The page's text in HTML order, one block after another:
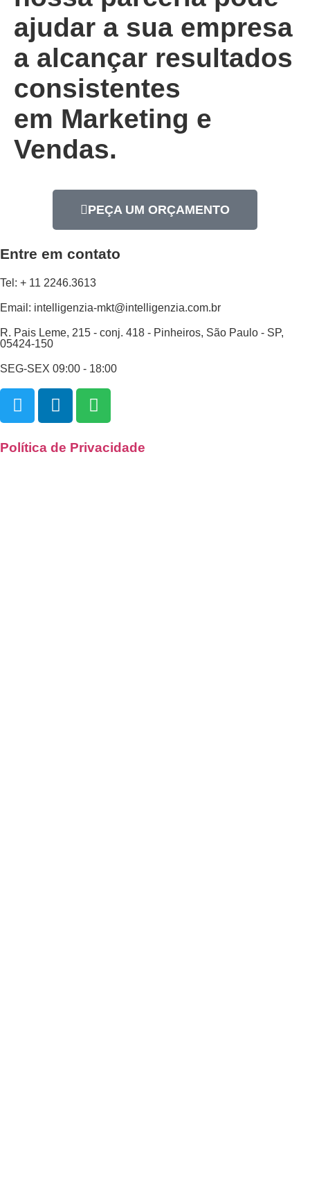
ajudar a sua empresa
a alcançar resultados
consistentes
em Marketing e
Vendas.
PEÇA UM ORÇAMENTO
Entre em contato
Tel: + 11 2246.3613
Email: intelligenzia-mkt@intelligenzia.com.br
R. Pais Leme, 215 - conj. 418 - Pinheiros, São Paulo - SP,
05424-150
SEG-SEX 09:00 - 18:00
Política de Privacidade